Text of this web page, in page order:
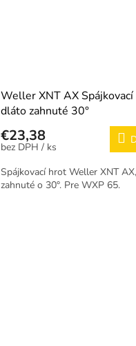
Weller XNT AX
dláto zahnuté 30°
€23,38
/ ks
Spájkovací hrot Weller XNT
zahnuté o 30°. Pre WXP 65.